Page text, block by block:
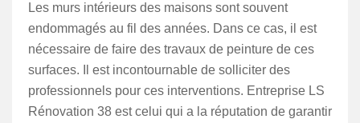
Les murs intérieurs des maisons sont souvent
endommagés au fil des années. Dans ce cas, il est
nécessaire de faire des travaux de peinture de ces
surfaces. Il est incontournable de solliciter des
professionnels pour ces interventions. Entreprise LS
Rénovation 38 est celui qui a la réputation de garantir